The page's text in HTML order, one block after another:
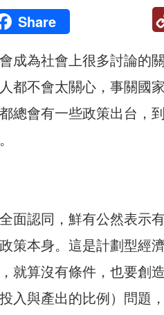
Share
成為社會上很多討論的
都不會太關心，事關國
總會有一些政策出台，
面認同，鮮有公然表示
策本身。這是計劃型經
就算沒有條件，也要創
入與產出的比例）問題